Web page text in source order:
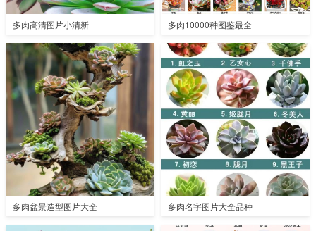
多肉高清图片小清新 多肉10000种图鉴最全
多肉盆景造型图片大全 多肉名字图片大全品种